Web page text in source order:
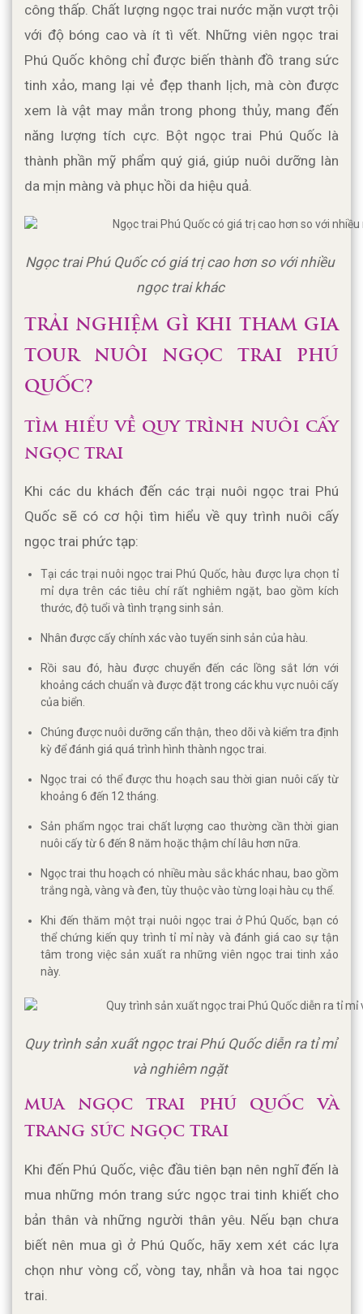
công thấp. Chất lượng ngọc trai nước mặn vượt trội
với độ bóng cao và ít tì vết. Những viên ngọc trai
Phú Quốc không chỉ được biến thành đồ trang sức
tinh xảo, mang lại vẻ đẹp thanh lịch, mà còn được
xem là vật may mắn trong phong thủy, mang đến
năng lượng tích cực. Bột ngọc trai Phú Quốc là
thành phần mỹ phẩm quý giá, giúp nuôi dưỡng làn
da mịn màng và phục hồi da hiệu quả.
Ngọc trai Phú Quốc có giá trị cao hơn so với nhiều
ngọc trai khác
TRẢI NGHIỆM GÌ KHI THAM GIA
TOUR NUÔI NGỌC TRAI PHÚ
QUỐC?
TÌM HIỂU VỀ QUY TRÌNH NUÔI CẤY
NGỌC TRAI
Khi các du khách đến các trại nuôi ngọc trai Phú
Quốc sẽ có cơ hội tìm hiểu về quy trình nuôi cấy
ngọc trai phức tạp:
Tại các trại nuôi ngọc trai Phú Quốc, hàu được lựa chọn tỉ
mỉ dựa trên các tiêu chí rất nghiêm ngặt, bao gồm kích
thước, độ tuổi và tình trạng sinh sản.
Nhân được cấy chính xác vào tuyến sinh sản của hàu.
Rồi sau đó, hàu được chuyển đến các lồng sắt lớn với
khoảng cách chuẩn và được đặt trong các khu vực nuôi cấy
của biển.
Chúng được nuôi dưỡng cẩn thận, theo dõi và kiểm tra định
kỳ để đánh giá quá trình hình thành ngọc trai.
Ngọc trai có thể được thu hoạch sau thời gian nuôi cấy từ
khoảng 6 đến 12 tháng.
Sản phẩm ngọc trai chất lượng cao thường cần thời gian
nuôi cấy từ 6 đến 8 năm hoặc thậm chí lâu hơn nữa.
Ngọc trai thu hoạch có nhiều màu sắc khác nhau, bao gồm
trắng ngà, vàng và đen, tùy thuộc vào từng loại hàu cụ thể.
Khi đến thăm một trại nuôi ngọc trai ở Phú Quốc, bạn có
thể chứng kiến ​​quy trình tỉ mỉ này và đánh giá cao sự tận
tâm trong việc sản xuất ra những viên ngọc trai tinh xảo
này.
Quy trình sản xuất ngọc trai Phú Quốc diễn ra tỉ mỉ
và nghiêm ngặt
MUA NGỌC TRAI PHÚ QUỐC VÀ
TRANG SỨC NGỌC TRAI
Khi đến Phú Quốc, việc đầu tiên bạn nên nghĩ đến là
mua những món trang sức ngọc trai tinh khiết cho
bản thân và những người thân yêu. Nếu bạn chưa
biết nên mua gì ở Phú Quốc, hãy xem xét các lựa
chọn như vòng cổ, vòng tay, nhẫn và hoa tai ngọc
trai.